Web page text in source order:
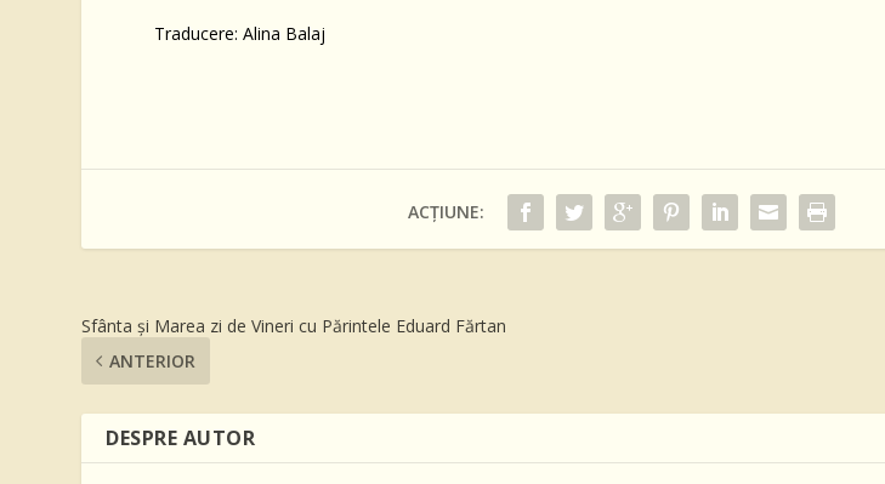
Traducere: Alina Balaj
ACȚIUNE:
Sfânta și Marea zi de Vineri cu Părintele Eduard Fărtan
ANTERIOR
DESPRE AUTOR